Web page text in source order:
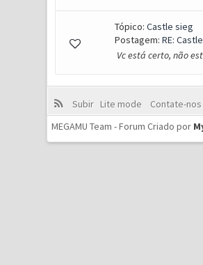
Tópico: Castle sieg
Postagem: RE:
Vc está certo, não
Subir Lite mode
Contate-nos
MEGAMU Team - Forum Criado por